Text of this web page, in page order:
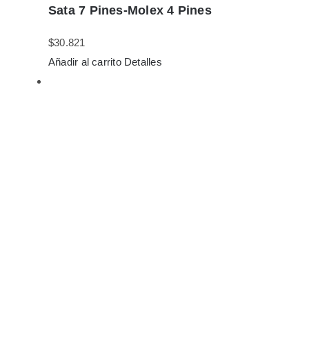
Sata 7 Pines-Molex 4 Pines
$30.821
Añadir al carrito Detalles